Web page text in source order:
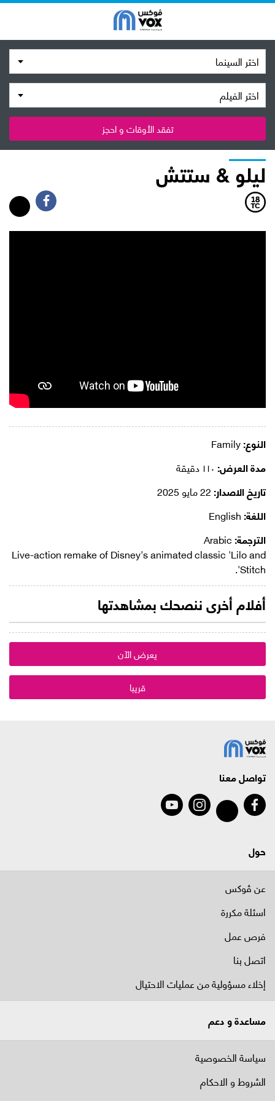
اختر السينما
اختر الفيلم
تفقد الأوقات و احجز
ليلو & ستتش
النوع:
مدة العرض:
تاريخ الاصدار:
اللغة:
الترجمة:
Live-action remake of Disney's animated classic 'Lilo and
Stitch'.
أفلام أخرى ننصحك بمشاهدتها
يعرض الآن
قريبا
تواصل معنا
حول
عن ڤوكس
اسئلة مكررة
فرص عمل
اتصل بنا
إخلاء مسؤولية من عمليات الاحتيال
مساعدة و دعم
سياسة الخصوصية
الشروط و الاحكام